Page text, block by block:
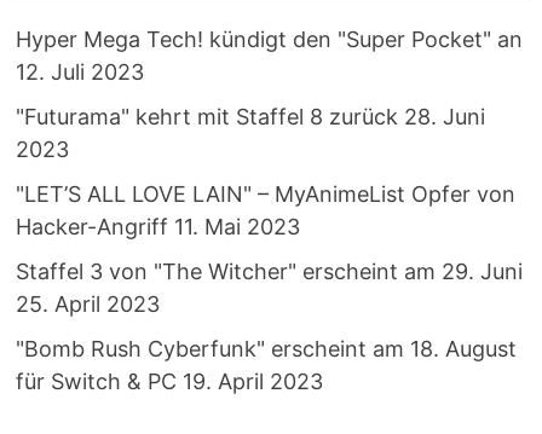
Hyper Mega Tech! kündigt den "Super Pocket" an
12. Juli 2023
"Futurama" kehrt mit Staffel 8 zurück 28. Juni
2023
"LET’S ALL LOVE LAIN" – MyAnimeList Opfer von
Hacker-Angriff 11. Mai 2023
Staffel 3 von "The Witcher" erscheint am 29. Juni
25. April 2023
"Bomb Rush Cyberfunk" erscheint am 18. August
für Switch & PC 19. April 2023